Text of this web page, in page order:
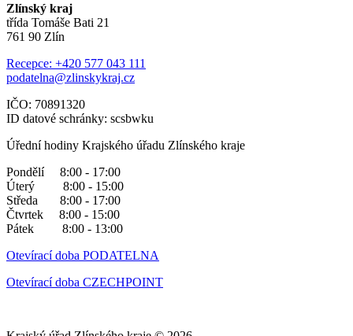
Zlínský kraj
třída Tomáše Bati 21
761 90 Zlín
Recepce: +420 577 043 111
podatelna@zlinskykraj.cz
IČO: 70891320
ID datové schránky: scsbwku
Úřední hodiny Krajského úřadu Zlínského kraje
Pondělí 8:00 - 17:00
Úterý 8:00 - 15:00
Středa 8:00 - 17:00
Čtvrtek 8:00 - 15:00
Pátek 8:00 - 13:00
Otevírací doba PODATELNA
Otevírací doba CZECHPOINT